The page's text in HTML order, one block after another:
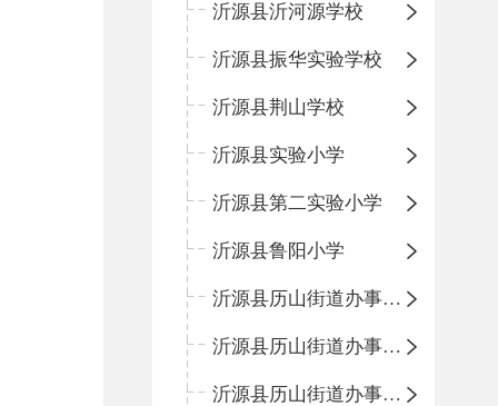
沂源县沂河源学校
沂源县振华实验学校
沂源县荆山学校
沂源县实验小学
沂源县第二实验小学
沂源县鲁阳小学
沂源县历山街道办事处振兴路小学
沂源县历山街道办事处荆山路小学
沂源县历山街道办事处鲁山路小学